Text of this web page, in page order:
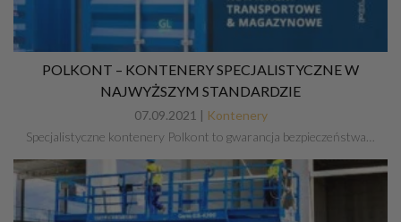
POLKONT – KONTENERY SPECJALISTYCZNE W
NAJWYŻSZYM STANDARDZIE
07.09.2021 | Kontenery
Specjalistyczne kontenery Polkont to gwarancja bezpieczeństwa…